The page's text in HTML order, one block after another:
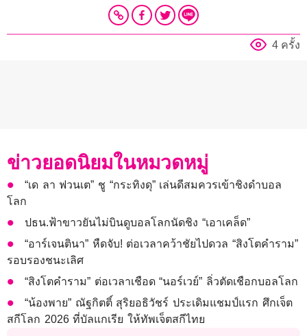
4 ครั้ง
ข่าวยอดนิยมในหมวดหมู่
“เด ลา ฟวนเต” ชู “กระทิงดุ” เล่นดีสมควรเข้าชิงดำบอล
โลก
ปธน.ฟ้าขาวยันไม่บินดูบอลโลกนัดชิง “เอาเคล็ด”
“อาร์เจนตินา” หืดจับ! ต่อเวลาคว้าชัยไปดวล “สิงโตคำราม”
รอบรองชนะเลิศ
“สิงโตคำราม” ต่อเวลาเชือด “นอร์เวย์” ลิ่วตัดเชือกบอลโลก
“น้องพาย” ณัฐกิตติ์ สุริยอธิวัชร์ ประเดิมแชมป์แรก ศึกเจ็ต
สกีโลก 2026 ที่บัลแกเรีย ให้ทัพเจ็ตสกีไทย